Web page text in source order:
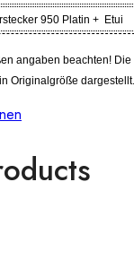
950 Platin + Etui
angaben beachten! Die
Originalgröße dargestellt.